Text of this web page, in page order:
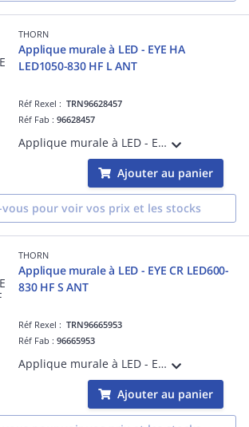
THORN
Applique murale à LED - EYE HA
LED1050-830 HF L ANT
Réf Rexel :TRN96628457
Réf Fab :96628457
Applique murale à LED - EYE HA LED1050-830 HF L ANT - Accessoire pour installation d'éclairage ¿ 16W ¿ 3000K ¿ IP65
Ajouter au panier
vous pour voir vos prix et les stocks
THORN
Applique murale à LED - EYE CR LED600-
830 HF S ANT
Réf Rexel :TRN96665953
Réf Fab :96665953
Applique murale à LED - EYE CR LED600-830 HF S ANT - Accessoire pour installation d'éclairage ¿ 7W ¿ 3000K ¿ IP65
Ajouter au panier